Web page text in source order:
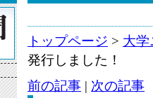
トップページ > 大学
発行しました！
前の記事 | 次の記事